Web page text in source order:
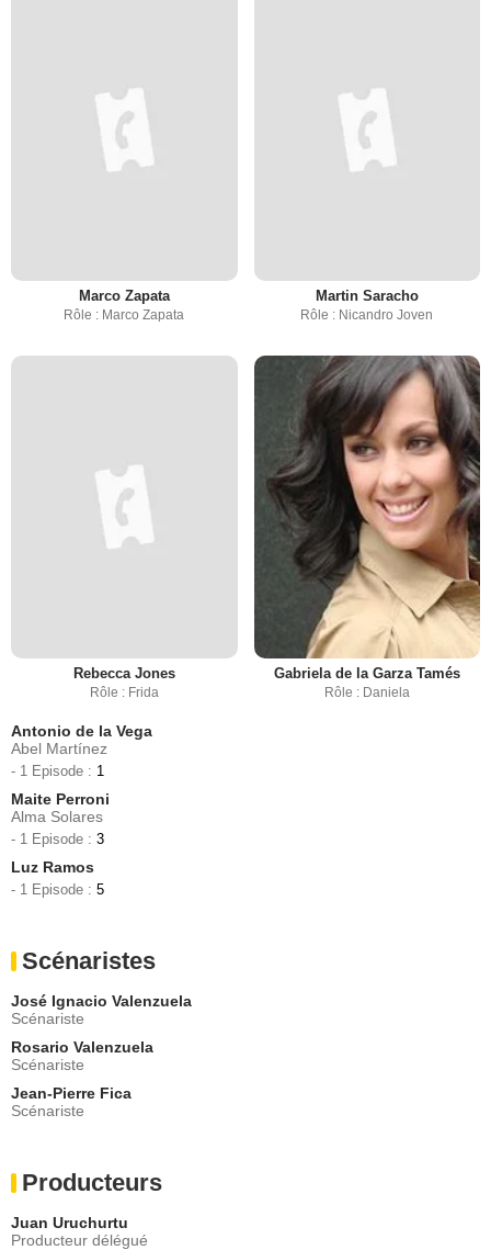
Marco Zapata
Rôle : Marco Zapata
Martin Saracho
Rôle : Nicandro Joven
Rebecca Jones
Rôle : Frida
Gabriela de la Garza Tamés
Rôle : Daniela
Antonio de la Vega
Abel Martínez
- 1 Episode : 1
Maite Perroni
Alma Solares
- 1 Episode : 3
Luz Ramos
- 1 Episode : 5
Scénaristes
José Ignacio Valenzuela
Scénariste
Rosario Valenzuela
Scénariste
Jean-Pierre Fica
Scénariste
Producteurs
Juan Uruchurtu
Producteur délégué